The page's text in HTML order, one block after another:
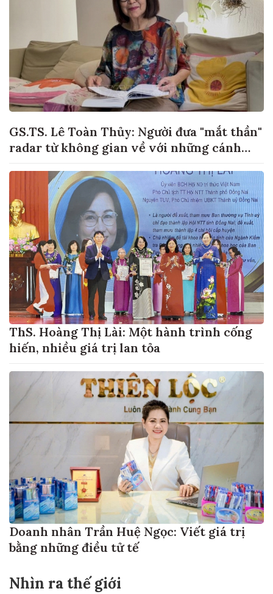
GS.TS. Lê Toàn Thủy: Người đưa "mắt thần"
radar từ không gian về với những cánh
ThS. Hoàng Thị Lài: Một hành trình cống
hiến, nhiều giá trị lan tỏa
Doanh nhân Trần Huệ Ngọc: Viết giá trị
bằng những điều tử tế
Nhìn ra thế giới